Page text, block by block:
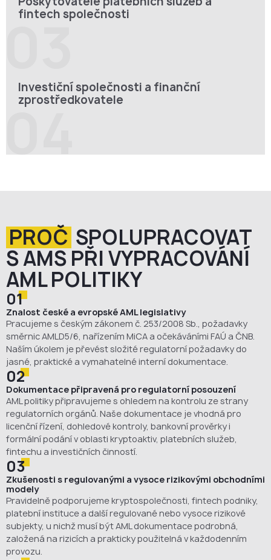
fintech společnosti
04
Investiční společnosti a finanční
zprostředkovatele
PROČ SPOLUPRACOVAT
S AMS PŘI VYPRACOVÁNÍ
AML POLITIKY
01
Znalost české a evropské AML legislativy
Pracujeme s českým zákonem č. 253/2008 Sb., požadavky
směrnic AMLD5/6, nařízením MiCA a očekáváními FAÚ a ČNB.
Naším úkolem je převést složité regulatorní požadavky do
jasné, praktické a vymahatelné interní dokumentace.
02
Dokumentace připravená pro regulatorní posouzení
AML politiky připravujeme s ohledem na kontrolu ze strany
regulatorních orgánů. Naše dokumentace je vhodná pro
licenční řízení, dohledové kontroly, bankovní prověrky i
formální podání v oblasti kryptoaktiv, platebních služeb,
fintechu a investičních činností.
03
Zkušenosti s regulovanými a vysoce rizikovými obchodními
modely
Pravidelně podporujeme kryptospolečnosti, fintech podniky,
platební instituce a další regulované nebo vysoce rizikové
subjekty, u nichž musí být AML dokumentace podrobná,
založená na rizicích a prakticky použitelná v každodenním
provozu.